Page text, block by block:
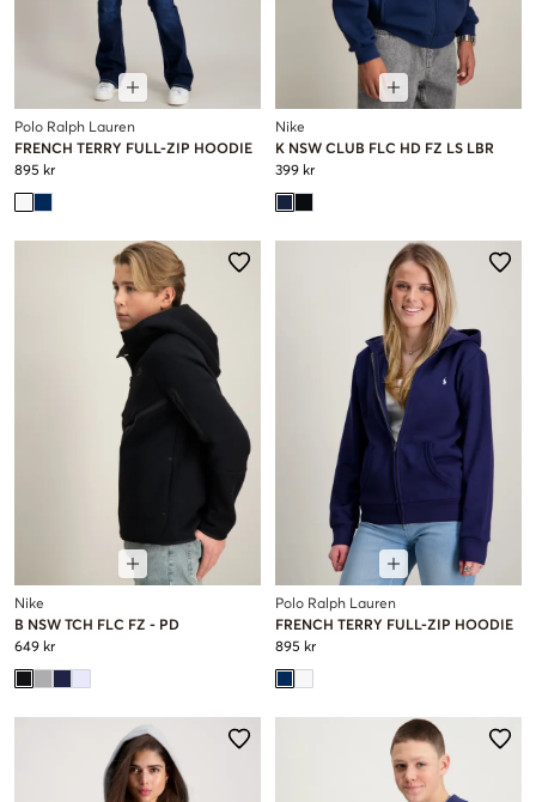
Polo Ralph Lauren
FRENCH TERRY FULL-ZIP HOODIE
895 kr
Nike
K NSW CLUB FLC HD FZ LS LBR
399 kr
Nike
B NSW TCH FLC FZ - PD
649 kr
Polo Ralph Lauren
FRENCH TERRY FULL-ZIP HOODIE
895 kr